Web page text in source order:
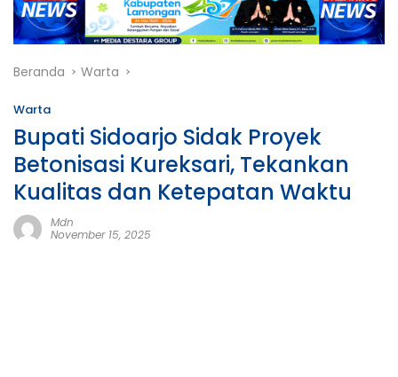
Beranda Warta
Warta
Bupati Sidoarjo Sidak Proyek
Betonisasi Kureksari, Tekankan
Kualitas dan Ketepatan Waktu
Mdn
November 15, 2025